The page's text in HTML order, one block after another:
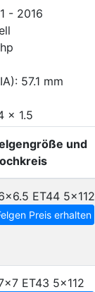
- 2016
57.1 mm
x 1.5
und
ET44 5x112
Preis erhalten
ET43 5x112